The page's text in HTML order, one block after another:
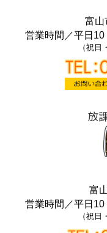
富山
営業時間／平日
（祝日
富
営業時間／平日
（祝日